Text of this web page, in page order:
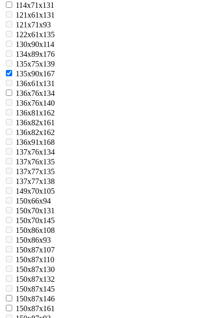
114x71x131
121x61x131
121x71x93
122x61x135
130x90x114
134x89x176
135x75x139
135x90x167
136x61x131
136x76x134
136x76x140
136x81x162
136x82x161
136x82x162
136x91x168
137x76x134
137x76x135
137x77x135
137x77x138
149x70x105
150x66x94
150x70x131
150x70x145
150x86x108
150x86x93
150x87x107
150x87x110
150x87x130
150x87x132
150x87x145
150x87x146
150x87x161